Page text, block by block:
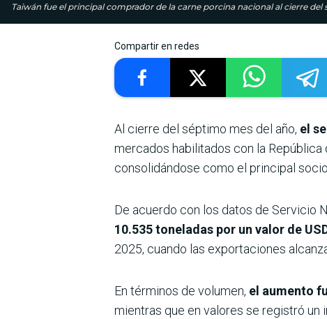
Taiwán fue el principal comprador de la carne porcina nacional al cierre
Compartir en redes
Al cierre del séptimo mes del año, el
mercados habilitados con la
consolidándose como el principal
De acuerdo con los datos de Servicio
10.535 toneladas por un valor de
2025, cuando las exportaciones
En términos de volumen, el aumento
mientras que en valores se registró un